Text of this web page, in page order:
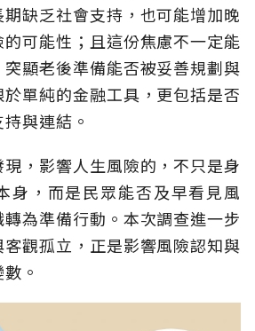
缺乏社會支持，也可能增加晚
可能性；且這份焦慮不一定能
顯老後準備能否被妥善規劃與
單純的金融工具，更包括是否
與連結。
，影響人生風險的，不只是身
身，而是民眾能否及早看見風
為準備行動。本次調查進一步
觀孤立，正是影響風險認知與
。